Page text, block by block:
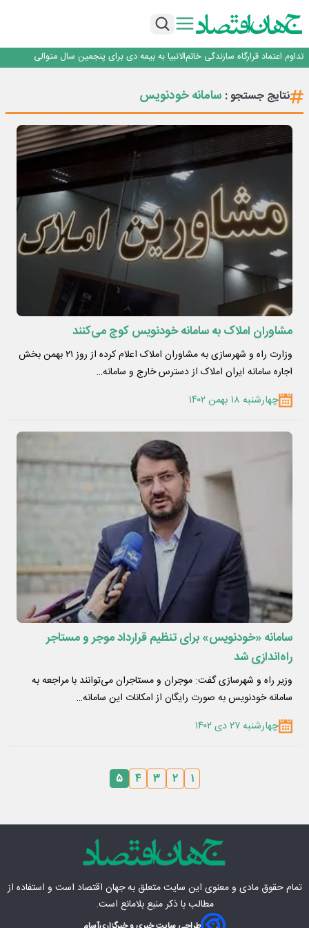
هم‌افزایی تامین سرمایه تمدن و رسانه‌ها برای توسعه بازار سرمایه
تداوم اعتماد قرارگاه سازندگی خاتم‌الانبیا به بیمه دی برای پنجمین سال متوالی
آموزش بر مبنای نیاز بازار کار؛ محور اصلی طرح مهارت‌آموزی سربازان
هم‌افزایی تامین سرمایه تمدن و رسانه‌ها برای توسعه بازار سرمایه
نتایج جستجو : سامانه خودنویس
مشاوران املاک به سامانه خودنویس کوچ می‌کنند
وزارت راه و شهرسازی به مشاوران املاک اعلام کرده از روز ۲۱ بهمن بخش
اجاره سامانه ایران املاک از دسترس خارج و سامانه…
چهارشنبه ۱۸ بهمن ۱۴۰۲
سامانه «خودنویس» برای تنظیم قرارداد موجر و مستاجر
راه‌اندازی شد
وزیر راه و شهرسازی گفت: موجران و مستاجران می‌توانند با مراجعه به
سامانه خودنویس به صورت رایگان از امکانات این سامانه…
چهارشنبه ۲۷ دی ۱۴۰۲
۱ ۲ ۳ ۴ ۵
تمام حقوق مادی‌ و معنوی این سایت متعلق بهجهان اقتصاد است و استفاده از
مطالب با ذکر منبع بلامانع است.